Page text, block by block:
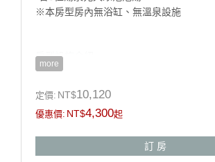
※本房型房內無浴缸、無溫泉設施
房型設施介紹
※床型:二大床 150cm X 200cm
※房間坪數:約10坪
※本館房型不提供加床服務
※淋浴設備(本房型無浴缸)、吹風機、盥洗
※自助式早餐、泡湯券、免費停車。
more
定價: NT$10,120
優惠價: NT$4,300起
訂 房